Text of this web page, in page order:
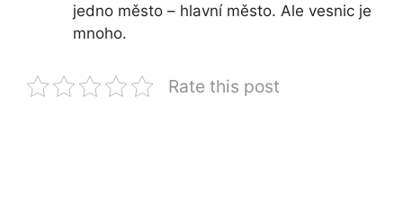
jedno město – hlavní město. Ale vesnic je
mnoho.
Rate this post